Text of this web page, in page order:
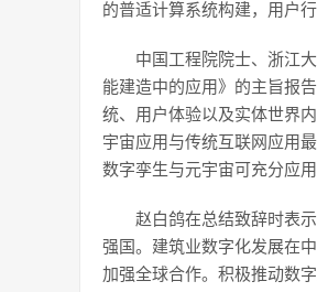
的普适计算系统构建，用户
中国工程院院士、浙江
能建造中的应用》的主旨报
统、用户体验以及实体世界
宇宙应用与传统互联网应用
数字孪生与元宇宙可充分应
赵白鸽在总结致辞时表
强国。建筑业数字化发展在
加强全球合作。积极推动数